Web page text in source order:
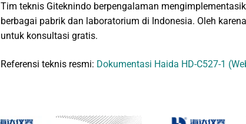
Tim teknis Giteknindo berpengalaman
berbagai pabrik dan laboratorium di Indonesia. Oleh
untuk konsultasi gratis.
Referensi teknis resmi: Dokumentasi Haida HD-C527-1